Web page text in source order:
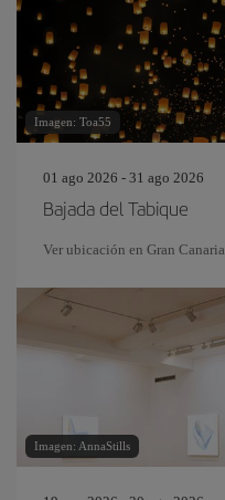
Imagen: Toa55
01 ago 2026 - 31 ago 2026
Bajada del Tabique
Ver ubicación en Gran Canaria
Imagen: AnnaStills